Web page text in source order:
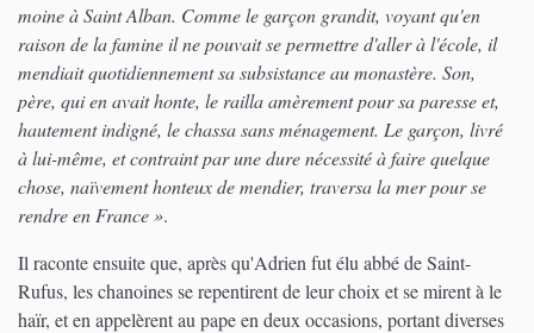
moine à Saint Alban. Comme le garçon grandit, voyant qu'en
raison de la famine il ne pouvait se permettre d'aller à l'école, il
mendiait quotidiennement sa subsistance au monastère. Son,
père, qui en avait honte, le railla amèrement pour sa paresse et,
hautement indigné, le chassa sans ménagement. Le garçon, livré
à lui-même, et contraint par une dure nécessité à faire quelque
chose, naïvement honteux de mendier, traversa la mer pour se
rendre en France ».
Il raconte ensuite que, après qu'Adrien fut élu abbé de Saint-
Rufus, les chanoines se repentirent de leur choix et se mirent à le
haïr, et en appelèrent au pape en deux occasions, portant diverses